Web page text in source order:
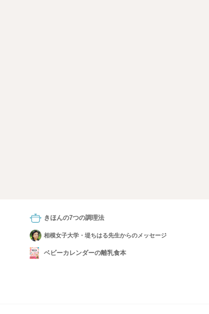
きほんの7つの調理法
相模女子大学・堤ちはる先生からのメッセージ
ベビーカレンダーの離乳食本